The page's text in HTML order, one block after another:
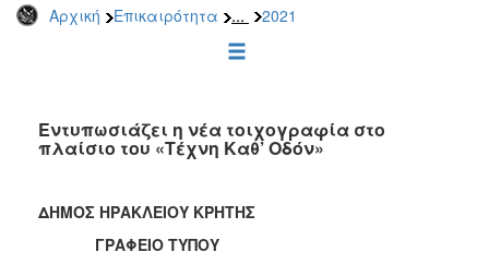
Αρχική Επικαιρότητα ... 2021
2025
2022
2021
2019
2018
Εντυπωσιάζει η νέα τοιχογραφία στο
πλαίσιο του «Τέχνη Καθ’ Οδόν»
ΔΗΜΟΣ ΗΡΑΚΛΕΙΟΥ ΚΡΗΤΗΣ
ΓΡΑΦΕΙΟ ΤΥΠΟΥ